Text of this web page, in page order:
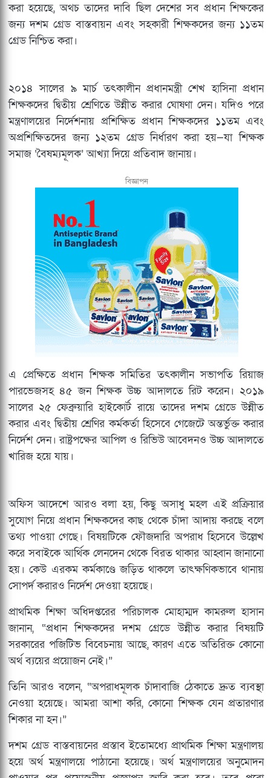
করা হয়েছে, অথচ তাদের দাবি ছিল দেশের সব প্রধান শিক্ষকের
জন্য দশম গ্রেড বাস্তবায়ন এবং সহকারী শিক্ষকদের জন্য ১১তম
গ্রেড নিশ্চিত করা।
২০১৪ সালের ৯ মার্চ তৎকালীন প্রধানমন্ত্রী শেখ হাসিনা প্রধান
শিক্ষকদের দ্বিতীয় শ্রেণিতে উন্নীত করার ঘোষণা দেন। যদিও পরে
মন্ত্রণালয়ের নির্দেশনায় প্রশিক্ষিত প্রধান শিক্ষকদের ১১তম এবং
অপ্রশিক্ষিতদের জন্য ১২তম গ্রেড নির্ধারণ করা হয়—যা শিক্ষক
সমাজ ‘বৈষম্যমূলক’ আখ্যা দিয়ে প্রতিবাদ জানায়।
বিজ্ঞাপন
এ প্রেক্ষিতে প্রধান শিক্ষক সমিতির তৎকালীন সভাপতি রিয়াজ
পারভেজসহ ৪৫ জন শিক্ষক উচ্চ আদালতে রিট করেন। ২০১৯
সালের ২৫ ফেব্রুয়ারি হাইকোর্ট রায়ে তাদের দশম গ্রেডে উন্নীত
করার এবং দ্বিতীয় শ্রেণির কর্মকর্তা হিসেবে গেজেটে অন্তর্ভুক্ত করার
নির্দেশ দেন। রাষ্ট্রপক্ষের আপিল ও রিভিউ আবেদনও উচ্চ আদালতে
খারিজ হয়ে যায়।
অফিস আদেশে আরও বলা হয়, কিছু অসাধু মহল এই প্রক্রিয়ার
সুযোগ নিয়ে প্রধান শিক্ষকদের কাছ থেকে চাঁদা আদায় করছে বলে
তথ্য পাওয়া গেছে। বিষয়টিকে ফৌজদারি অপরাধ হিসেবে উল্লেখ
করে সবাইকে আর্থিক লেনদেন থেকে বিরত থাকার আহ্বান জানানো
হয়। কেউ এরকম কর্মকাণ্ডে জড়িত থাকলে তাৎক্ষণিকভাবে থানায়
সোপর্দ করারও নির্দেশ দেওয়া হয়েছে।
প্রাথমিক শিক্ষা অধিদপ্তরের পরিচালক মোহাম্মদ কামরুল হাসান
জানান, “প্রধান শিক্ষকদের দশম গ্রেডে উন্নীত করার বিষয়টি
সরকারের পজিটিভ বিবেচনায় আছে, কারণ এতে অতিরিক্ত কোনো
অর্থ ব্যয়ের প্রয়োজন নেই।”
তিনি আরও বলেন, “অপরাধমূলক চাঁদাবাজি ঠেকাতে দ্রুত ব্যবস্থা
নেওয়া হয়েছে। আমরা আশা করি, কোনো শিক্ষক যেন প্রতারণার
শিকার না হন।”
দশম গ্রেড বাস্তবায়নের প্রস্তাব ইতোমধ্যে প্রাথমিক শিক্ষা মন্ত্রণালয়
হয়ে অর্থ মন্ত্রণালয়ে পাঠানো হয়েছে। অর্থ মন্ত্রণালয়ের অনুমোদন